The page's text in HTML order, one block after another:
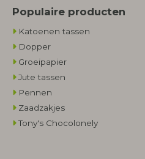
Populaire producten
Katoenen tassen
Dopper
Groeipapier
Jute tassen
Pennen
Zaadzakjes
Tony's Chocolonely